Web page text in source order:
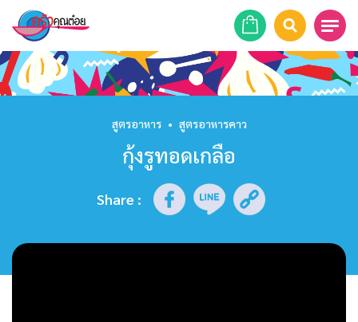
หน้าแรก
รายการย้อนหลัง
สูตรอาหาร • สูตรอาหารคาว
กุ้งรูทอดเกลือ
Share :